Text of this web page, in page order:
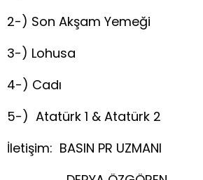
2-) Son Akşam Yemeği
3-) Lohusa
4-) Cadı
5-) Atatürk 1 & Atatürk 2
İletişim: BASIN PR UZMANI